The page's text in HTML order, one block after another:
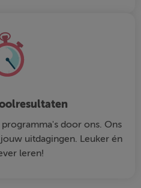
door ons. Ons
uitdagingen. Leuker én
leren!